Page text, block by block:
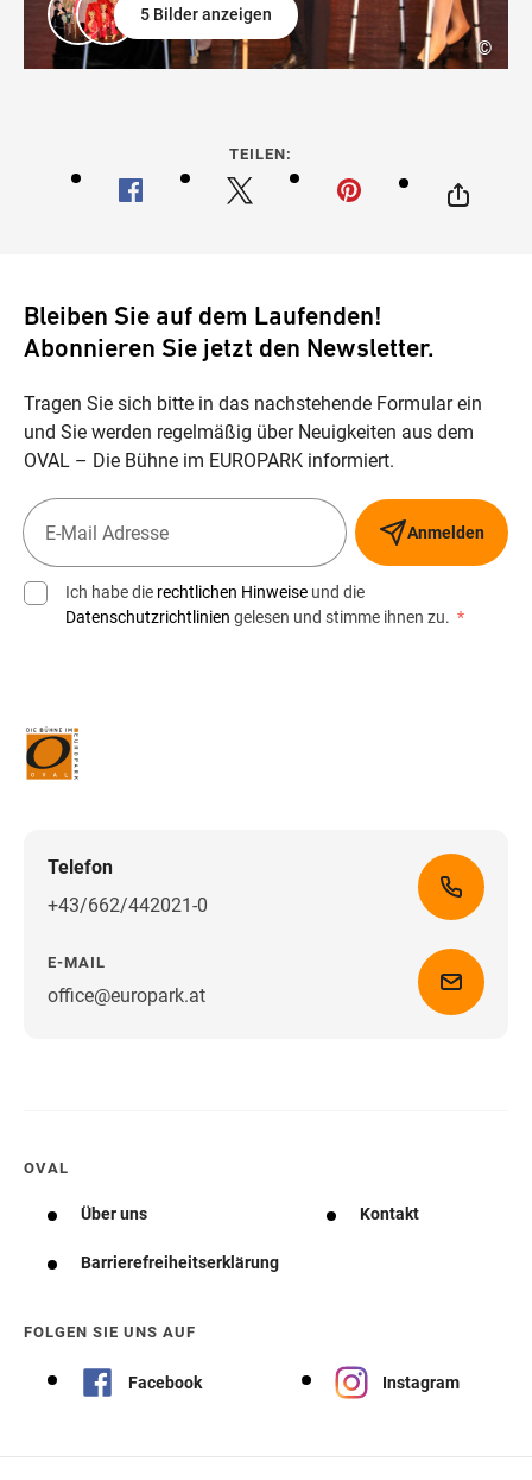
©
5 Bilder anzeigen
TEILEN:
Bleiben Sie auf dem Laufenden!
Abonnieren Sie jetzt den Newsletter.
Tragen Sie sich bitte in das nachstehende Formular ein
und Sie werden regelmäßig über Neuigkeiten aus dem
OVAL – Die Bühne im EUROPARK informiert.
Anmelden
Ich habe die rechtlichen Hinweise und die
Datenschutzrichtlinien gelesen und stimme ihnen zu. *
Telefon
+43/662/442021-0
E-MAIL
office@europark.atWegbeschreibung erhalten
OVAL
Über uns Kontakt
Barrierefreiheitserklärung
FOLGEN SIE UNS AUF
Facebook Instagram